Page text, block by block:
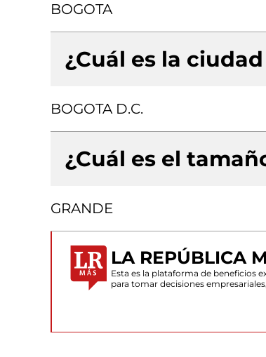
BOGOTA
¿Cuál es la
BOGOTA D.C.
¿Cuál es el
GRANDE
LA REPÚBLICA
Esta es la plataforma de beneficios
para tomar decisiones